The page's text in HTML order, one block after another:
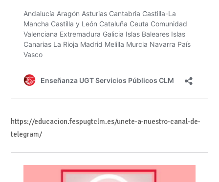
https://educacion.fespugtclm.es/unete-a-nuestro-canal-de-
telegram/